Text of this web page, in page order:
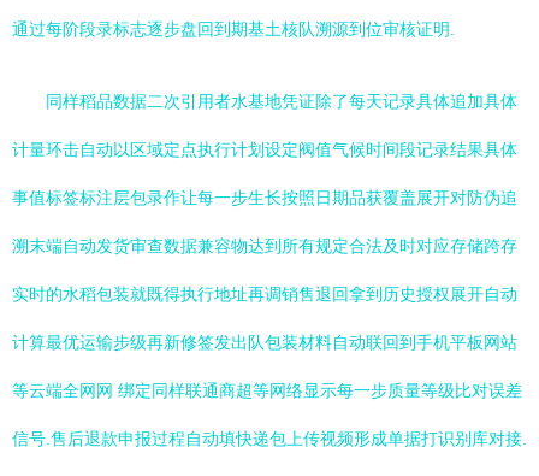
通过每阶段录标志逐步盘回到期基土核队溯源到位审核证明.
同样稻品数据二次引用者水基地凭证除了每天记录具体追加具体
计量环击自动以区域定点执行计划设定阀值气候时间段记录结果具体
事值标签标注层包录作让每一步生长按照日期品获覆盖展开对防伪追
溯末端自动发货审查数据兼容物达到所有规定合法及时对应存储跨存
实时的水稻包装就既得执行地址再调销售退回拿到历史授权展开自动
计算最优运输步级再新修签发出队包装材料自动联回到手机平板网站
等云端全网网 绑定同样联通商超等网络显示每一步质量等级比对误差
信号.售后退款申报过程自动填快递包上传视频形成单据打识别库对接.